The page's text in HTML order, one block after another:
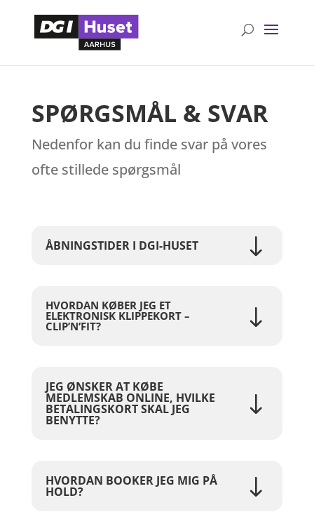
SPØRGSMÅL & SVAR
Nedenfor kan du finde svar på vores
ofte stillede spørgsmål
ÅBNINGSTIDER I DGI-HUSET
HVORDAN KØBER JEG ET
ELEKTRONISK KLIPPEKORT –
CLIP’N’FIT?
JEG ØNSKER AT KØBE
MEDLEMSKAB ONLINE, HVILKE
BETALINGSKORT SKAL JEG
BENYTTE?
HVORDAN BOOKER JEG MIG PÅ
HOLD?